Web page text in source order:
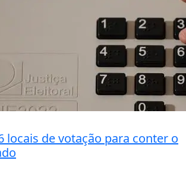
locais de votação para conter o